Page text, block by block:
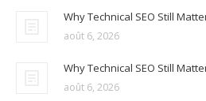
Why Technical SEO Still
août 6, 2026
Why Technical SEO Still
août 6, 2026